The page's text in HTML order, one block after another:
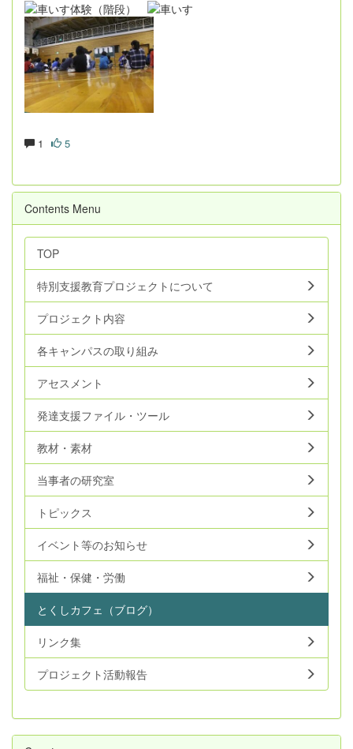
1 5
Contents Menu
TOP
特別支援教育プロジェクトについて
プロジェクト内容
各キャンパスの取り組み
アセスメント
発達支援ファイル・ツール
教材・素材
当事者の研究室
トピックス
イベント等のお知らせ
福祉・保健・労働
とくしカフェ（ブログ）
リンク集
プロジェクト活動報告